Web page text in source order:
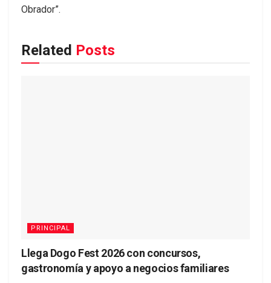
Obrador”.
Related Posts
PRINCIPAL
Llega Dogo Fest 2026 con concursos,
gastronomía y apoyo a negocios familiares